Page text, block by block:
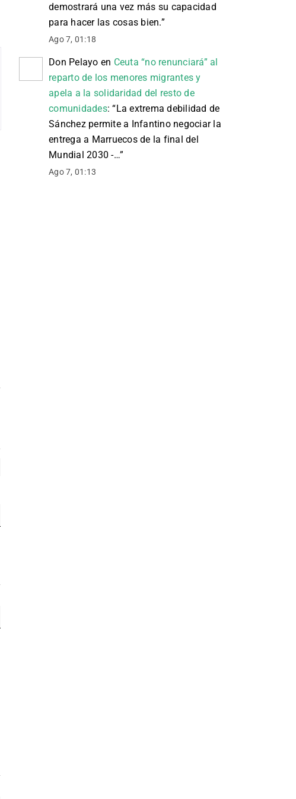
demostrará una vez más su capacidad
para hacer las cosas bien.”
Ago 7, 01:18
Don Pelayo en Ceuta “no renunciará” al
reparto de los menores migrantes y
apela a la solidaridad del resto de
comunidades: “La extrema debilidad de
Sánchez permite a Infantino negociar la
entrega a Marruecos de la final del
Mundial 2030 -…”
Ago 7, 01:13